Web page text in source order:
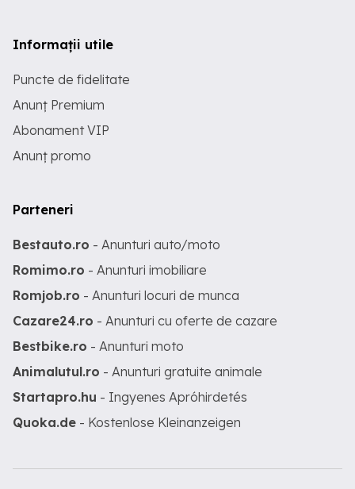
Informații utile
Puncte de fidelitate
Anunț Premium
Abonament VIP
Anunț promo
Parteneri
Bestauto.ro - Anunturi auto/moto
Romimo.ro - Anunturi imobiliare
Romjob.ro - Anunturi locuri de munca
Cazare24.ro - Anunturi cu oferte de cazare
Bestbike.ro - Anunturi moto
Animalutul.ro - Anunturi gratuite animale
Startapro.hu - Ingyenes Apróhirdetés
Quoka.de - Kostenlose Kleinanzeigen